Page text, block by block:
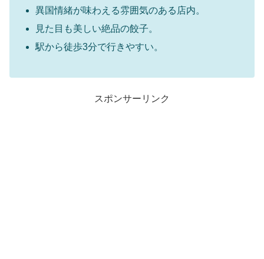
異国情緒が味わえる雰囲気のある店内。
見た目も美しい絶品の餃子。
駅から徒歩3分で行きやすい。
スポンサーリンク